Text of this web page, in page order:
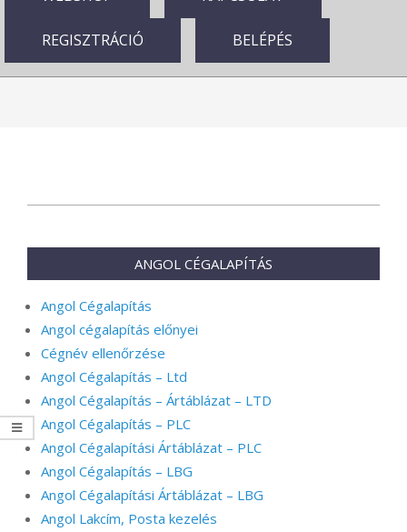
REGISZTRÁCIÓ BELÉPÉS
ANGOL CÉGALAPÍTÁS
Angol Cégalapítás
Angol cégalapítás előnyei
Cégnév ellenőrzése
Angol Cégalapítás – Ltd
Angol Cégalapítás – Ártáblázat – LTD
Angol Cégalapítás – PLC
Angol Cégalapítási Ártáblázat – PLC
Angol Cégalapítás – LBG
Angol Cégalapítási Ártáblázat – LBG
Angol Lakcím, Posta kezelés